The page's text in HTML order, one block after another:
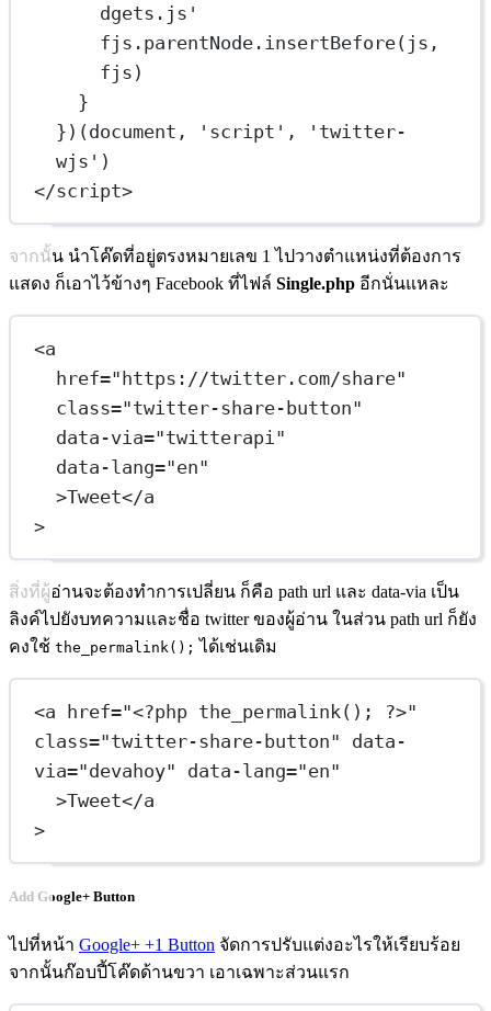
dgets.js'
fjs.parentNode. insertBefore(js,
fjs)
}
})(document,
'script' ,
'twitter-
wjs' )
</script>
จากนั้น นำโค๊ดที่อยู่ตรงหมายเลข 1 ไปวางตำแหน่งที่ต้องการ
แสดง ก็เอาไว้ข้างๆ Facebook ที่ไฟล์ Single.php อีกนั่นแหละ
<a
href="https://twitter.com/share"
class="twitter-share-button"
data-via="twitterapi"
data-lang="en"
>Tweet</a
>
สิ่งที่ผู้อ่านจะต้องทำการเปลี่ยน ก็คือ path url และ data-via เป็น
ลิงค์ไปยังบทความและชื่อ twitter ของผู้อ่าน ในส่วน path url ก็ยัง
คงใช้ the_permalink(); ได้เช่นเดิม
<a href="<?php the_permalink(); ?>"
class="twitter-share-button"
data-
via="devahoy" data-lang="en"
>Tweet</a
>
Add Google+ Button
ไปที่หน้า Google+ +1 Button จัดการปรับแต่งอะไรให้เรียบร้อย
จากนั้นก๊อบปี้โค๊ดด้านขวา เอาเฉพาะส่วนแรก